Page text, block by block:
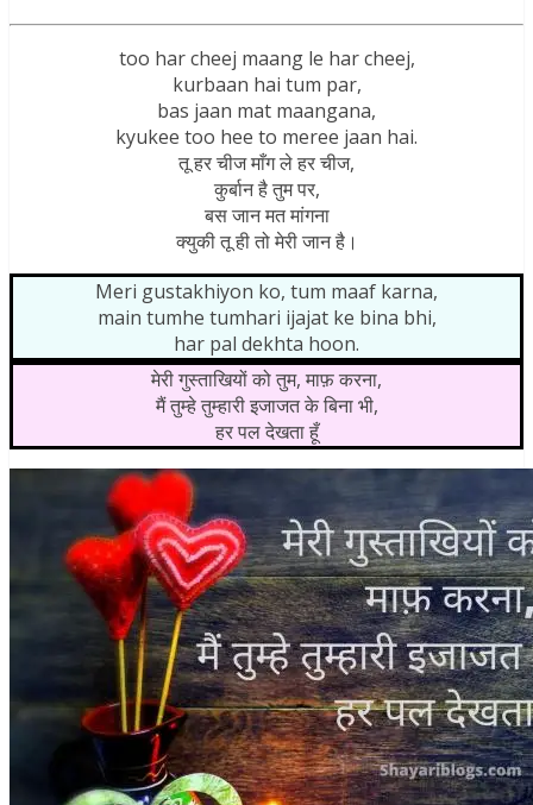
too har cheej maang le har cheej,
kurbaan hai tum par,
bas jaan mat maangana,
kyukee too hee to meree jaan hai.
तू हर चीज माँग ले हर चीज,
कुर्बान है तुम पर,
बस जान मत मांगना
क्युकी तू ही तो मेरी जान है।
Meri gustakhiyon ko, tum maaf karna,
main tumhe tumhari ijajat ke bina bhi,
har pal dekhta hoon.
मेरी गुस्ताखियों को तुम, माफ़ करना,
मैं तुम्हे तुम्हारी इजाजत के बिना भी,
हर पल देखता हूँ